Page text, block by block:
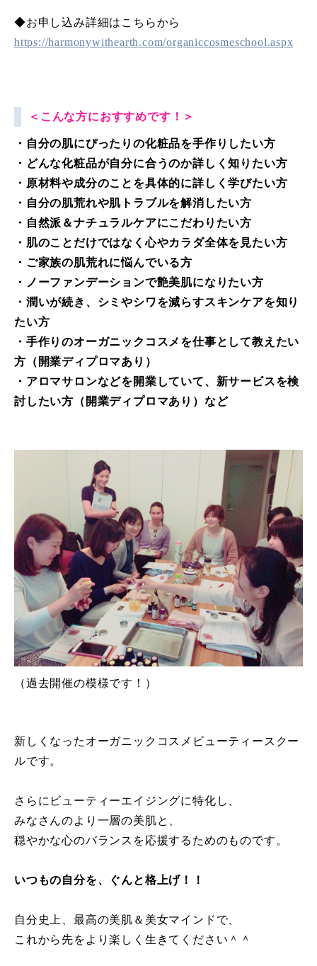
◆お申し込み詳細はこちらから
https://harmonywithearth.com/organiccosmeschool.aspx
＜こんな方におすすめです！＞
・自分の肌にぴったりの化粧品を手作りしたい方
・どんな化粧品が自分に合うのか詳しく知りたい方
・原材料や成分のことを具体的に詳しく学びたい方
・自分の肌荒れや肌トラブルを解消したい方
・自然派＆ナチュラルケアにこだわりたい方
・肌のことだけではなく心やカラダ全体を見たい方
・ご家族の肌荒れに悩んでいる方
・ノーファンデーションで艶美肌になりたい方
・潤いが続き、シミやシワを減らすスキンケアを知り
たい方
・手作りのオーガニックコスメを仕事として教えたい
方（開業ディプロマあり）
・アロマサロンなどを開業していて、新サービスを検
討したい方（開業ディプロマあり）など
（過去開催の模様です！）
新しくなったオーガニックコスメビューティースクー
ルです。
さらにビューティーエイジングに特化し、
みなさんのより一層の美肌と、
穏やかな心のバランスを応援するためのものです。
いつもの自分を、ぐんと格上げ！！
自分史上、最高の美肌＆美女マインドで、
これから先をより楽しく生きてください＾＾